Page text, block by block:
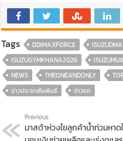
Tags DDIMAXFORCE
ISUZUGYMKHANA2026
ISUZUMUX
NEWS
THEONEANDONLY
ข่าวประชาสัมพันธ์
ข่าวรถ
Previous
มาสด้าห่วงใยลูกค้าน้ำท่วมหา